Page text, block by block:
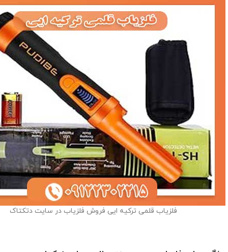
فلزیاب قلمی ترکیه ایی فروش فلزیاب در سایت دتکتاک